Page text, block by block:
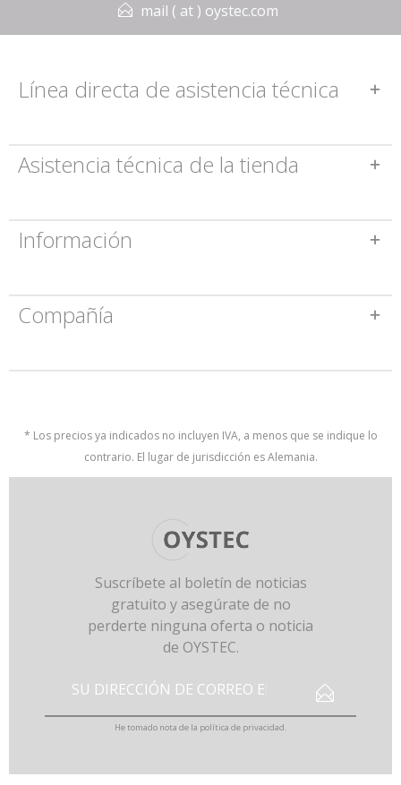
mail ( at ) oystec.com
Línea directa de asistencia técnica
Asistencia técnica de la tienda
Información
Compañía
* Los precios ya indicados no incluyen IVA, a menos que se indique lo
contrario. El lugar de jurisdicción es Alemania.
Suscríbete al boletín de noticias
gratuito y asegúrate de no
perderte ninguna oferta o noticia
de OYSTEC.
He tomado nota de la política de privacidad.